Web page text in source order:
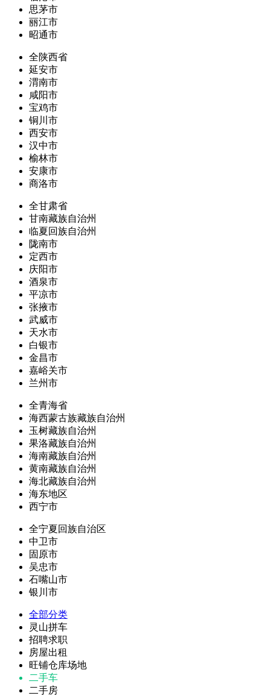
思茅市
丽江市
昭通市
全陕西省
延安市
渭南市
咸阳市
宝鸡市
铜川市
西安市
汉中市
榆林市
安康市
商洛市
全甘肃省
甘南藏族自治州
临夏回族自治州
陇南市
定西市
庆阳市
酒泉市
平凉市
张掖市
武威市
天水市
白银市
金昌市
嘉峪关市
兰州市
全青海省
海西蒙古族藏族自治州
玉树藏族自治州
果洛藏族自治州
海南藏族自治州
黄南藏族自治州
海北藏族自治州
海东地区
西宁市
全宁夏回族自治区
中卫市
固原市
吴忠市
石嘴山市
银川市
全部分类
灵山拼车
招聘求职
房屋出租
旺铺仓库场地
二手车
二手房